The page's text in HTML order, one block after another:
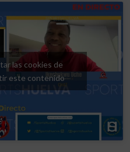
las cookies de
este contenido